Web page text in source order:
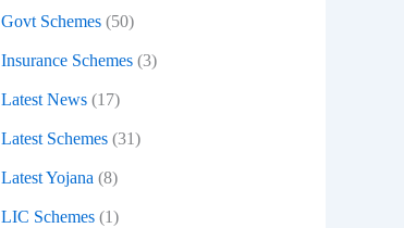
Govt Schemes (50)
Insurance Schemes (3)
Latest News (17)
Latest Schemes (31)
Latest Yojana (8)
LIC Schemes (1)